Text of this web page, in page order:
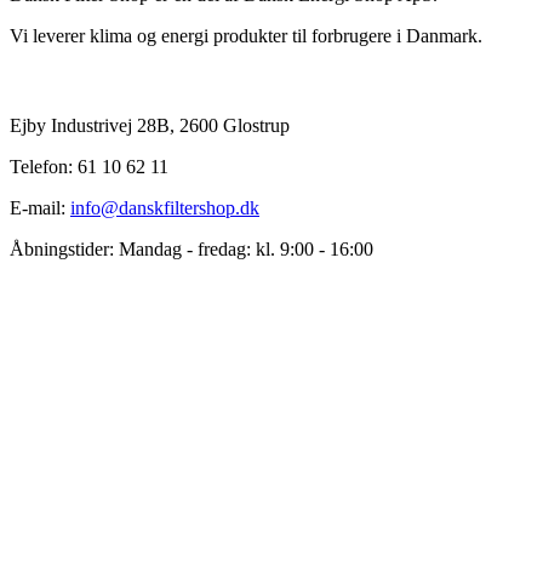
Vi leverer klima og energi produkter til forbrugere i Danmark.
Ejby Industrivej 28B, 2600 Glostrup
Telefon: 61 10 62 11
E-mail: info@danskfiltershop.dk
Åbningstider: Mandag - fredag: kl. 9:00 - 16:00